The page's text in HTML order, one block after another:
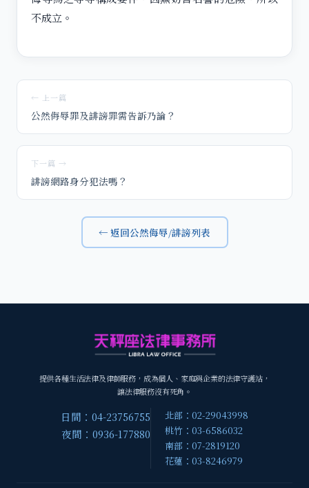
不成立。
← 上一篇
公然侮辱罪及誹謗罪需告訴乃論？
下一篇 →
誹謗網路身分犯法嗎？
← 返回公然侮辱/誹謗列表
提供各種生活法律及律師服務，成為個人、家庭與企業的法律守護站，
讓法律服務沒有死角。
日間：04-23756755
夜間：0936-177880
北部：02-29043998
桃竹：03-6586032
南部：07-2819120
花蓮：03-8246979